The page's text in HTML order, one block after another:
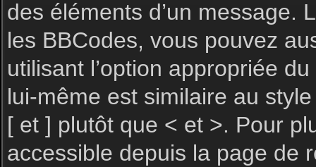
des éléments d’un message.
les BBCodes, vous pouvez
utilisant l’option appropriée
lui-même est similaire au
[ et ] plutôt que < et >. Pour
accessible depuis la page de